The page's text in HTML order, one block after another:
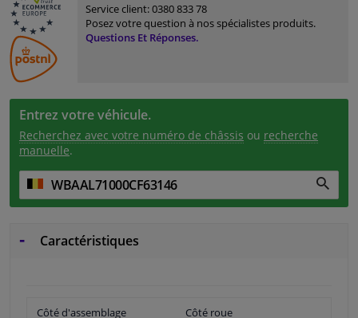
Service client:0380 833 78
Posez votre question à nos spécialistes produits.
Questions Et Réponses.
Entrez votre véhicule.
Recherchez avec votre numéro de châssis ou recherche
manuelle.
Caractéristiques
Côté d'assemblage Côté roue